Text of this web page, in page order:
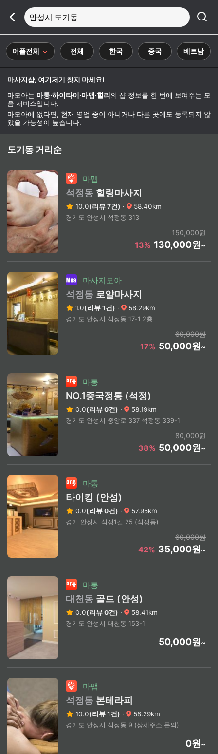
안성시 도기동
어플전체 전체 한국 중국 베트남
마사지샵, 여기저기 찾지 마세요!
마모아는 마통·하이타이·마맵·힐리 의 샵 정보를 한 번에 보여주는 모
음 서비스입니다.
마모아에 없다면, 현재 영업 중이 아니거나 다른 곳에도 등록되지 않
았을 가능성이 높습니다.
도기동 거리순
마맵
석정동 힐링마사지
10.0(리뷰 7건) · 58.40km
경기도 안성시 석정동 313
150,000원
13% 130,000원~
마사지모아
석정동 로얄마사지
1.0(리뷰 1건) · 58.29km
경기도 안성시 석정동 17-1 2층
60,000원
17% 50,000원~
마통
NO.1중국정통 (석정)
0.0(리뷰 0건) · 58.19km
경기도 안성시 중앙로 337 석정동 339-1
80,000원
38% 50,000원~
마통
타이킹 (안성)
0.0(리뷰 0건) · 57.95km
경기 안성시 석정1길 25 (석정동)
60,000원
42% 35,000원~
마통
대천동 골드 (안성)
0.0(리뷰 0건) · 58.41km
경기도 안성시 대천동 153-1
50,000원~
마맵
석정동 본테라피
10.0(리뷰 1건) · 58.29km
경기도 안성시 석정동 9 (상세주소 문의)
0원~